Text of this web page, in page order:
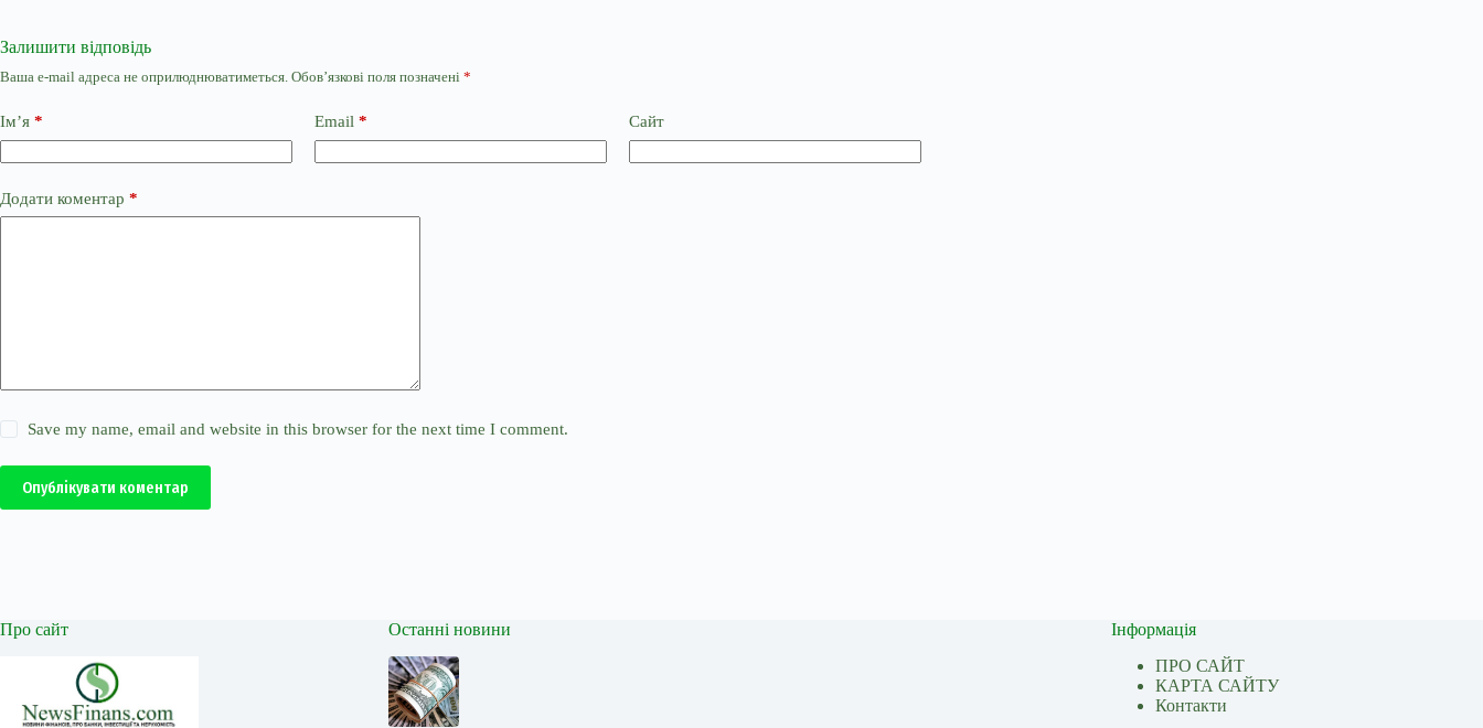
Залишити відповідь
Ваша e-mail адреса не оприлюднюватиметься. Обов’язкові поля позначені *
Ім’я * Email * Сайт
Додати коментар *
Save my name, email and website in this browser for the next time I comment.
Опублікувати коментар
Про сайт Останні новини
Інформація
ПРО САЙТ
КАРТА САЙТУ
Контакти